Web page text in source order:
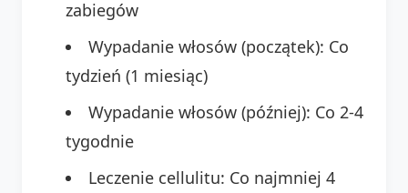
zabiegów
Wypadanie włosów (początek): Co
tydzień (1 miesiąc)
Wypadanie włosów (później): Co 2-4
tygodnie
Leczenie cellulitu: Co najmniej 4